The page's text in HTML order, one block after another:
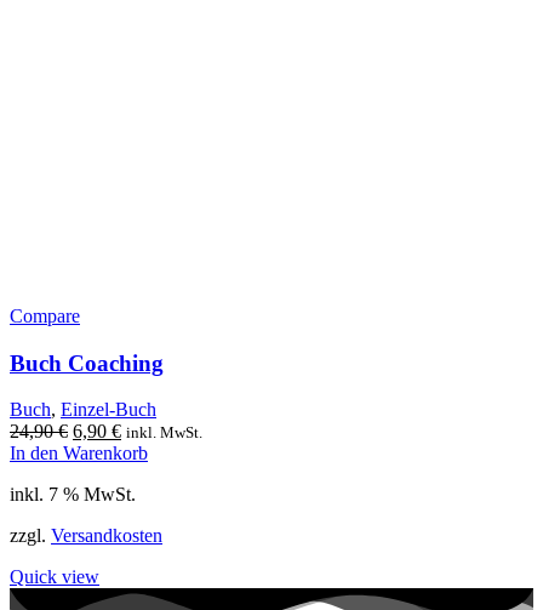
Compare
Buch Coaching
Buch, Einzel-Buch
24,90€ Ursprünglicher
Preis
24,90 €
6,90 €Aktueller
Preis
6,90 €.
inkl. MwSt.
In den Warenkorb
inkl. 7 % MwSt.
zzgl. Versandkosten
Quick view